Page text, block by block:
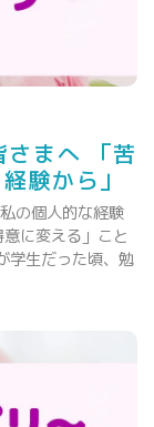
さまへ 「苦
験から」
の個人的な経験
に変える」こと
学生だった頃、勉